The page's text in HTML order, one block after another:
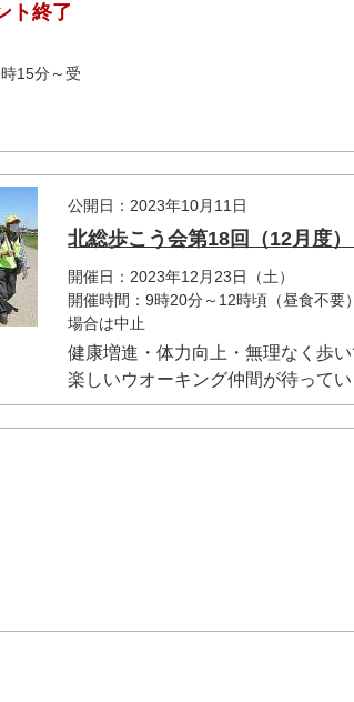
ト終了
～受
公開日：2023年10月11日
北総歩こう会第18回（12月度
開催日：2023年12月23日（土）
開催時間：9時20分～12時頃（昼食不
場合は中止
健康増進・体力向上・無理なく歩
楽しいウオーキング仲間が待って